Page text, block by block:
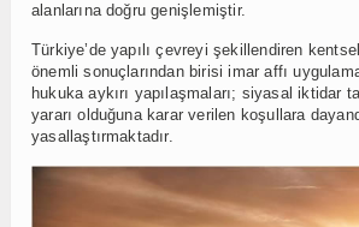
alanlarına doğru genişlemiştir.
Türkiye’de yapılı çevreyi şekillendiren
önemli sonuçlarından birisi imar affı
hukuka aykırı yapılaşmaları; siyasal iktidar
yararı olduğuna karar verilen koşullara
yasallaştırmaktadır.